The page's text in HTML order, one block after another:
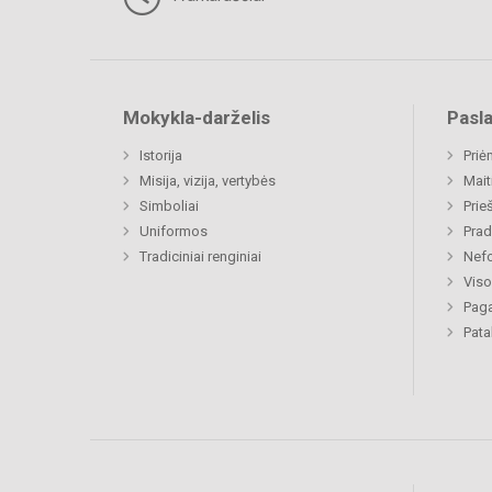
Mokykla-darželis
Istorija
Misija, vizija, vertybės
Simboliai
Uniformos
Tradiciniai renginiai